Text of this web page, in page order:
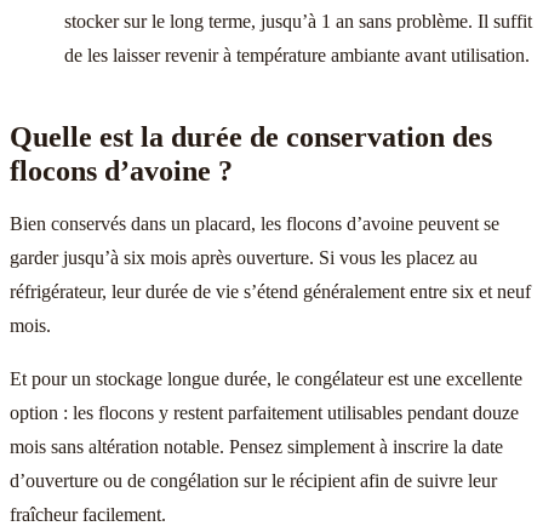
stocker sur le long terme, jusqu’à 1 an sans problème. Il suffit
de les laisser revenir à température ambiante avant utilisation.
Quelle est la durée de conservation des
flocons d’avoine ?
Bien conservés dans un placard, les flocons d’avoine peuvent se
garder jusqu’à six mois après ouverture. Si vous les placez au
réfrigérateur, leur durée de vie s’étend généralement entre six et neuf
mois.
Et pour un stockage longue durée, le congélateur est une excellente
option : les flocons y restent parfaitement utilisables pendant douze
mois sans altération notable. Pensez simplement à inscrire la date
d’ouverture ou de congélation sur le récipient afin de suivre leur
fraîcheur facilement.